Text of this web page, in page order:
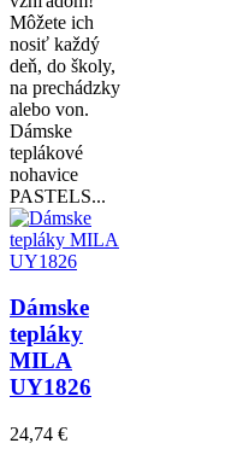
Môžete ich
nosiť každý
deň, do školy,
na prechádzky
alebo von.
Dámske
teplákové
nohavice
PASTELS...
Dámske
tepláky
MILA
UY1826
24,74 €